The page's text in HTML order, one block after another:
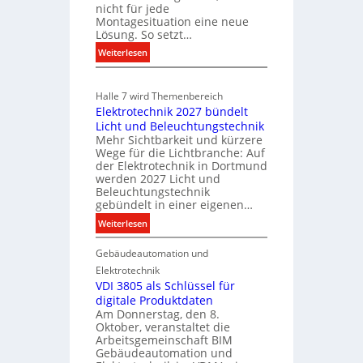
t
m
b
i
i
t
ä
t
n
d
r
I
m
m
o
m
m
u
n
i
a
t
o
n
m
i
t
S
y
s
t
e
m
.
nicht für jede
Montagesituation eine neue
Lösung. So setzt…
Weiterlesen:
E
n
C
i
p
f
ü
r
a
l
l
e
U
n
t
e
r
g
Halle 7 wird Themenbereich
Elektrotechnik 2027 bündelt
Licht und Beleuchtungstechnik
Mehr Sichtbarkeit und kürzere
Wege für die Lichtbranche: Auf
der Elektrotechnik in Dortmund
werden 2027 Licht und
Beleuchtungstechnik
gebündelt in einer eigenen…
Weiterlesen:
E
l
e
k
t
r
o
t
Gebäudeautomation und
Elektrotechnik
VDI 3805 als Schlüssel für
digitale Produktdaten
Am Donnerstag, den 8.
Oktober, veranstaltet die
Arbeitsgemeinschaft BIM
Gebäudeautomation und